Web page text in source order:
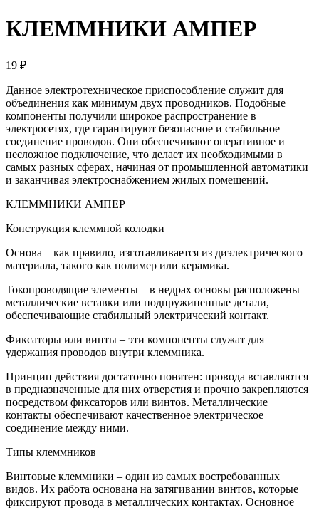
КЛЕММНИКИ АМПЕР
19 ₽
Данное электротехническое приспособление служит для
объединения как минимум двух проводников. Подобные
компоненты получили широкое распространение в
электросетях, где гарантируют безопасное и стабильное
соединение проводов. Они обеспечивают оперативное и
несложное подключение, что делает их необходимыми в
самых разных сферах, начиная от промышленной автоматики
и заканчивая электроснабжением жилых помещений.
КЛЕММНИКИ АМПЕР
Конструкция клеммной колодки
Основа – как правило, изготавливается из диэлектрического
материала, такого как полимер или керамика.
Токопроводящие элементы – в недрах основы расположены
металлические вставки или подпружиненные детали,
обеспечивающие стабильный электрический контакт.
Фиксаторы или винты – эти компоненты служат для
удержания проводов внутри клеммника.
Принцип действия достаточно понятен: провода вставляются
в предназначенные для них отверстия и прочно закрепляются
посредством фиксаторов или винтов. Металлические
контакты обеспечивают качественное электрическое
соединение между ними.
Типы клеммников
Винтовые клеммники – один из самых востребованных
видов. Их работа основана на затягивании винтов, которые
фиксируют провода в металлических контактах. Основное